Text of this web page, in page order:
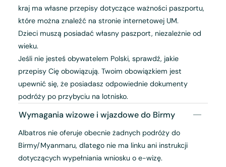
kraj ma własne przepisy dotyczące ważności paszportu,
które można znaleźć na stronie internetowej UM.
Dzieci muszą posiadać własny paszport, niezależnie od
wieku.
Jeśli nie jesteś obywatelem Polski, sprawdź, jakie
przepisy Cię obowiązują. Twoim obowiązkiem jest
upewnić się, że posiadasz odpowiednie dokumenty
podróży po przybyciu na lotnisko.
Wymagania wizowe i wjazdowe do Birmy
Albatros nie oferuje obecnie żadnych podróży do
Birmy/Myanmaru, dlatego nie ma linku ani instrukcji
dotyczących wypełniania wniosku o e-wizę.